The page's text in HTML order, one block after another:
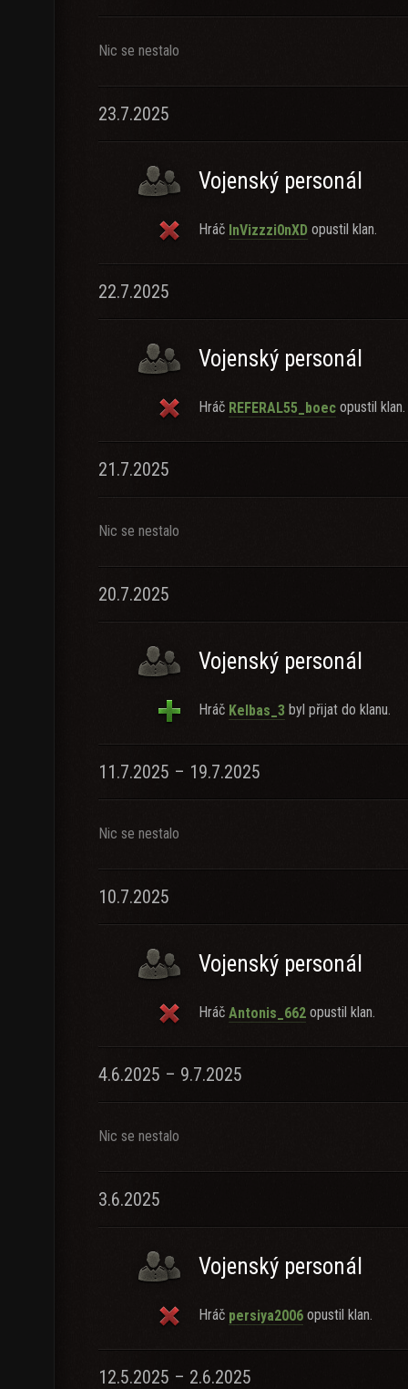
Nic se nestalo
23.7.2025
Vojenský personál
Hráč InVizzzi0nXD opustil klan.
22.7.2025
Vojenský personál
Hráč REFERAL55_boec opustil klan.
21.7.2025
Nic se nestalo
20.7.2025
Vojenský personál
Hráč Kelbas_3 byl přijat do klanu.
11.7.2025 – 19.7.2025
Nic se nestalo
10.7.2025
Vojenský personál
Hráč Antonis_662 opustil klan.
4.6.2025 – 9.7.2025
Nic se nestalo
3.6.2025
Vojenský personál
Hráč persiya2006 opustil klan.
12.5.2025 – 2.6.2025